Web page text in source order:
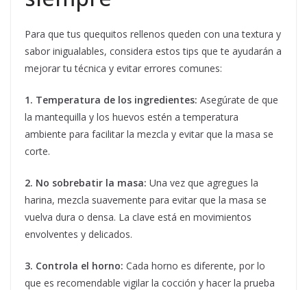
Para que tus quequitos rellenos queden con una textura y
sabor inigualables, considera estos tips que te ayudarán a
mejorar tu técnica y evitar errores comunes:
1. Temperatura de los ingredientes: Asegúrate de que
la mantequilla y los huevos estén a temperatura
ambiente para facilitar la mezcla y evitar que la masa se
corte.
2. No sobrebatir la masa: Una vez que agregues la
harina, mezcla suavemente para evitar que la masa se
vuelva dura o densa. La clave está en movimientos
envolventes y delicados.
3. Controla el horno: Cada horno es diferente, por lo
que es recomendable vigilar la cocción y hacer la prueba